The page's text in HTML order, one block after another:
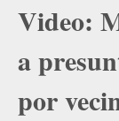
Video:
a
por